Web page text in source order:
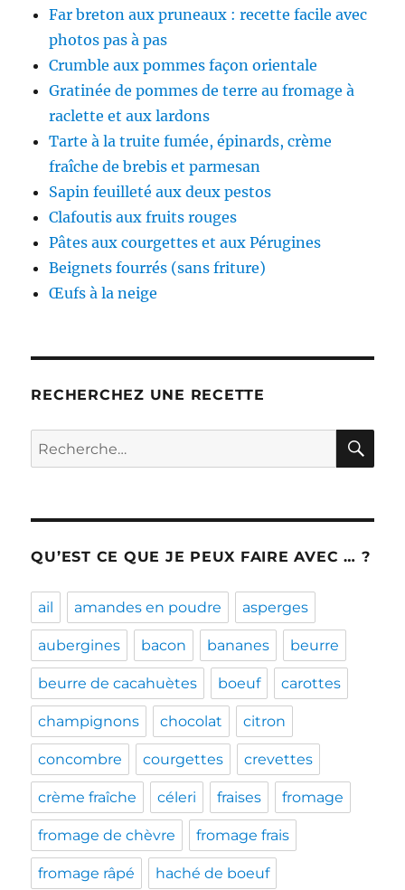
Far breton aux pruneaux : recette facile avec
photos pas à pas
Crumble aux pommes façon orientale
Gratinée de pommes de terre au fromage à
raclette et aux lardons
Tarte à la truite fumée, épinards, crème
fraîche de brebis et parmesan
Sapin feuilleté aux deux pestos
Clafoutis aux fruits rouges
Pâtes aux courgettes et aux Pérugines
Beignets fourrés (sans friture)
Œufs à la neige
RECHERCHEZ UNE RECETTE
Recherche
pour :
QU’EST CE QUE JE PEUX FAIRE AVEC … ?
ail amandes en poudre asperges
aubergines bacon bananes beurre
beurre de cacahuètes boeuf carottes
champignons chocolat citron
concombre courgettes crevettes
crème fraîche céleri fraises fromage
fromage de chèvre fromage frais
fromage râpé haché de boeuf